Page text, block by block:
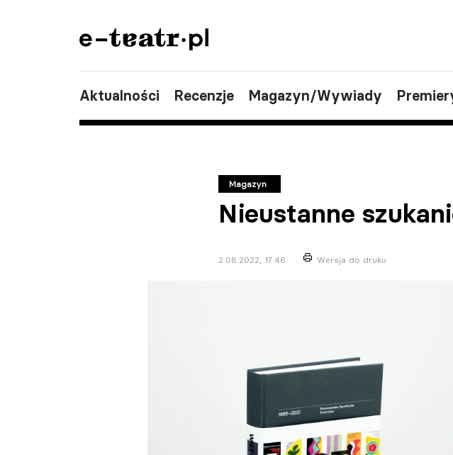
Aktualności Recenzje Magazyn/Wywiady
Magazyn
Nieustanne
2.08.2022, 17:46 Wersja do druku